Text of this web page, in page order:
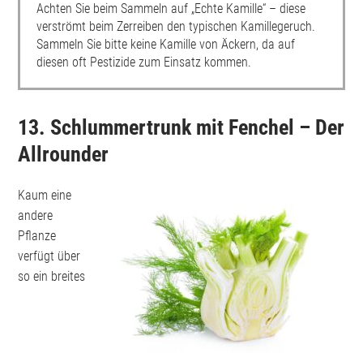
Achten Sie beim Sammeln auf „Echte Kamille“ – diese
verströmt beim Zerreiben den typischen Kamillegeruch.
Sammeln Sie bitte keine Kamille von Äckern, da auf
diesen oft Pestizide zum Einsatz kommen.
13. Schlummertrunk mit Fenchel – Der
Allrounder
Kaum eine
andere
Pflanze
verfügt über
so ein breites